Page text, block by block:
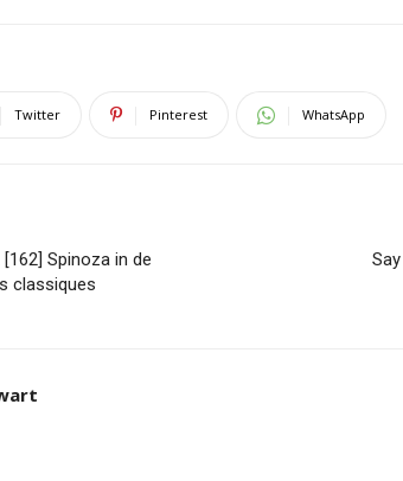
Twitter Pinterest WhatsApp
Spinoza in de
classiques